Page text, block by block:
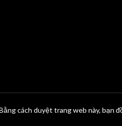
© 2026Vĩnh Phong. All
cách duyệt trang web này, bạn